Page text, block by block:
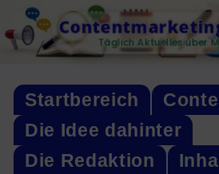
Skip
to
content
Täglich Aktuelles über
Startbereich
Die Idee dahinter
Die Redaktion